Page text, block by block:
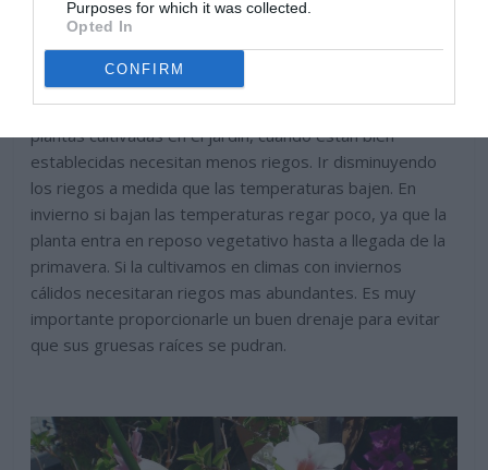
Purposes for which it was collected.
Opted In
CONFIRM
Riegos regulares en ejemplares jóvenes y recién
trasplantados y en los cultivados en macetas. Las
plantas cultivadas en el jardin, cuando están bien
establecidas necesitan menos riegos. Ir disminuyendo
los riegos a medida que las temperaturas bajen. En
invierno si bajan las temperaturas regar poco, ya que la
planta entra en reposo vegetativo hasta a llegada de la
primavera. Si la cultivamos en climas con inviernos
cálidos necesitaran riegos mas abundantes. Es muy
importante proporcionarle un buen drenaje para evitar
que sus gruesas raíces se pudran.